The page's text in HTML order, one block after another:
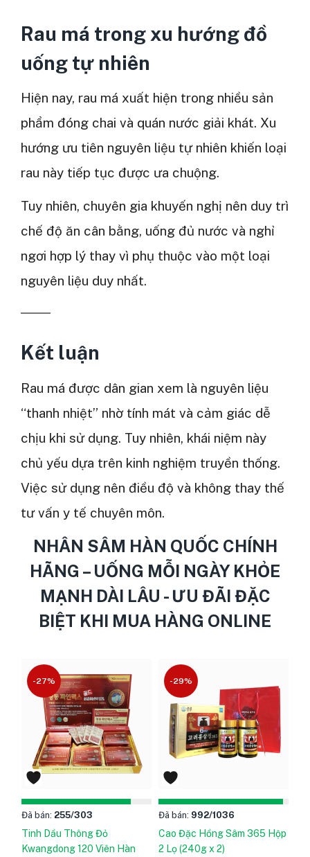
Rau má trong xu hướng đồ
uống tự nhiên
Hiện nay, rau má xuất hiện trong nhiều sản
phẩm đóng chai và quán nước giải khát. Xu
hướng ưu tiên nguyên liệu tự nhiên khiến loại
rau này tiếp tục được ưa chuộng.
Tuy nhiên, chuyên gia khuyến nghị nên duy trì
chế độ ăn cân bằng, uống đủ nước và nghỉ
ngơi hợp lý thay vì phụ thuộc vào một loại
nguyên liệu duy nhất.
Kết luận
Rau má được dân gian xem là nguyên liệu
“thanh nhiệt” nhờ tính mát và cảm giác dễ
chịu khi sử dụng. Tuy nhiên, khái niệm này
chủ yếu dựa trên kinh nghiệm truyền thống.
Việc sử dụng nên điều độ và không thay thế
tư vấn y tế chuyên môn.
NHÂN SÂM HÀN QUỐC CHÍNH
HÃNG – UỐNG MỖI NGÀY KHỎE
MẠNH DÀI LÂU - ƯU ĐÃI ĐẶC
BIỆT KHI MUA HÀNG ONLINE
-27%
Đã bán: 255/303
Tinh Dầu Thông Đỏ
Kwangdong 120 Viên Hàn
-29%
Đã bán: 992/1036
Cao Đặc Hồng Sâm 365 Hộp
2 Lọ (240g x 2)